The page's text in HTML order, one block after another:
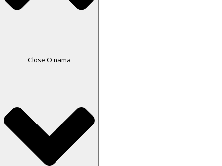
Close O nama